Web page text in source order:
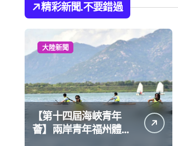
精彩新聞.不要錯過
大陸新聞
【第十四屆海峽青年
薈】兩岸青年福州體驗